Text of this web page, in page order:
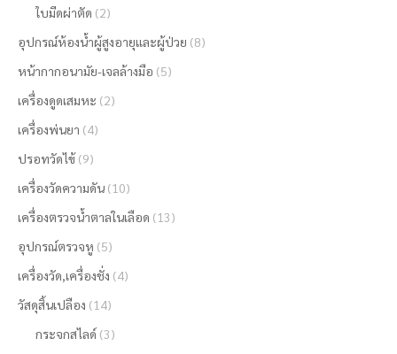
ใบมีดผ่าตัด (2)
อุปกรณ์ห้องน้ำผู้สูงอายุและผู้ป่วย (8)
หน้ากากอนามัย-เจลล้างมือ (5)
เครื่องดูดเสมหะ (2)
เครื่องพ่นยา (4)
ปรอทวัดไข้ (9)
เครื่องวัดความดัน (10)
เครื่องตรวจน้ำตาลในเลือด (13)
อุปกรณ์ตรวจหู (5)
เครื่องวัด,เครื่องชั่ง (4)
วัสดุสิ้นเปลือง (14)
กระจกสไลด์ (3)